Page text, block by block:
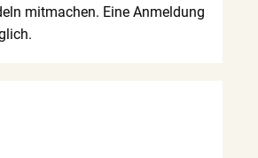
mitmachen. Eine Anmeldung